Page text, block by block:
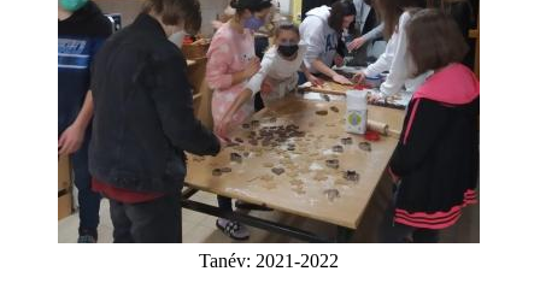
Tanév: 2021-2022